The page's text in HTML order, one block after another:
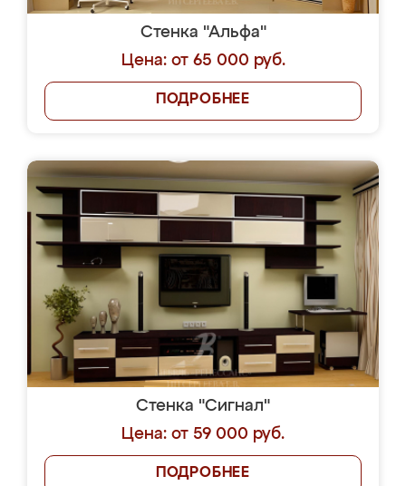
Стенка "Альфа"
Цена: от 65 000 руб.
ПОДРОБНЕЕ
Стенка "Сигнал"
Цена: от 59 000 руб.
ПОДРОБНЕЕ